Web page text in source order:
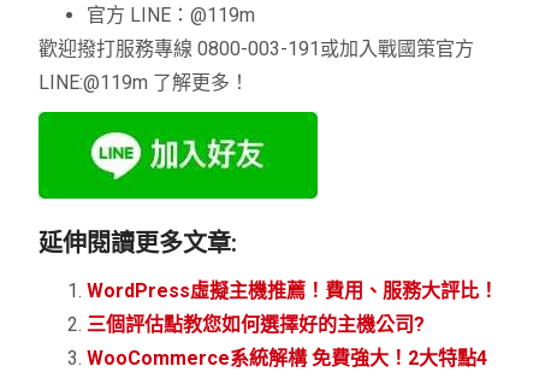
官方 LINE：@119m
歡迎撥打服務專線 0800-003-191或加入戰國策官方
LINE:@119m 了解更多！
延伸閱讀更多文章:
WordPress虛擬主機推薦！費用、服務大評比！
三個評估點教您如何選擇好的主機公司?
WooCommerce系統解構 免費強大！2大特點4